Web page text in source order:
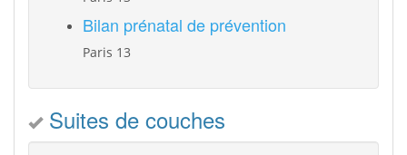
Bilan prénatal de prévention
Paris 13
Suites de couches